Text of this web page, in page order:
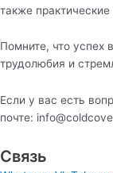
также
Помните, что успех
трудолюбия и
Если у вас есть
почте:
Связь